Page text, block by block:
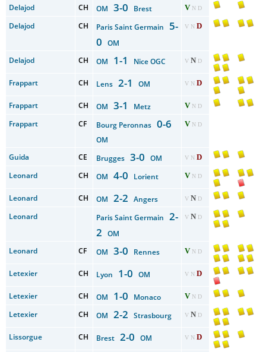
Delajod CH OM 3-0 Brest V N D
Delajod CH Paris Saint Germain 5-
0 OM
V N D
Delajod CH OM 1-1 Nice OGC V N D
Frappart CH Lens 2-1 OM V N D
Frappart CH OM 3-1 Metz V N D
Frappart CF Bourg Peronnas 0-6
OM
V N D
Guida CE Brugges 3-0 OM V N D
Leonard CH OM 4-0 Lorient V N D
Leonard CH OM 2-2 Angers V N D
Leonard Paris Saint Germain 2-
2 OM
V N D
Leonard CF OM 3-0 Rennes V N D
Letexier CH Lyon 1-0 OM V N D
Letexier CH OM 1-0 Monaco V N D
Letexier CH OM 2-2 Strasbourg V N D
Lissorgue CH Brest 2-0 OM V N D